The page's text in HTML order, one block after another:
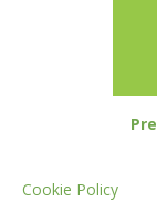
Cookie Policy